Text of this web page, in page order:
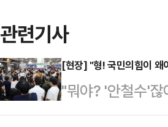
관련기사
[현장] "형! 국민의힘이 왜
"뭐야? '안철수'
마친 후 지칠 만